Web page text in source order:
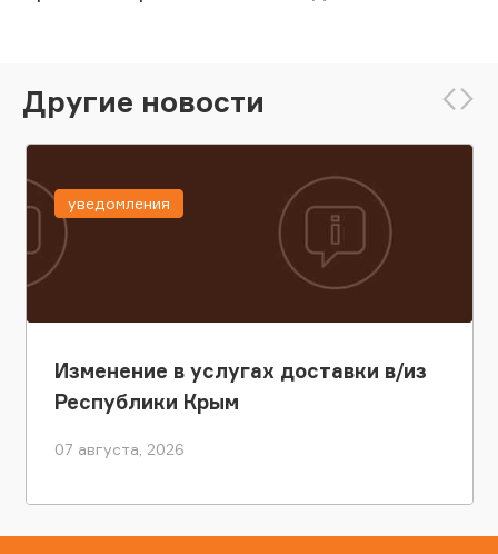
Другие новости
Изменение в услугах доставки в/из
Республики Крым
07 августа, 2026
уведомления